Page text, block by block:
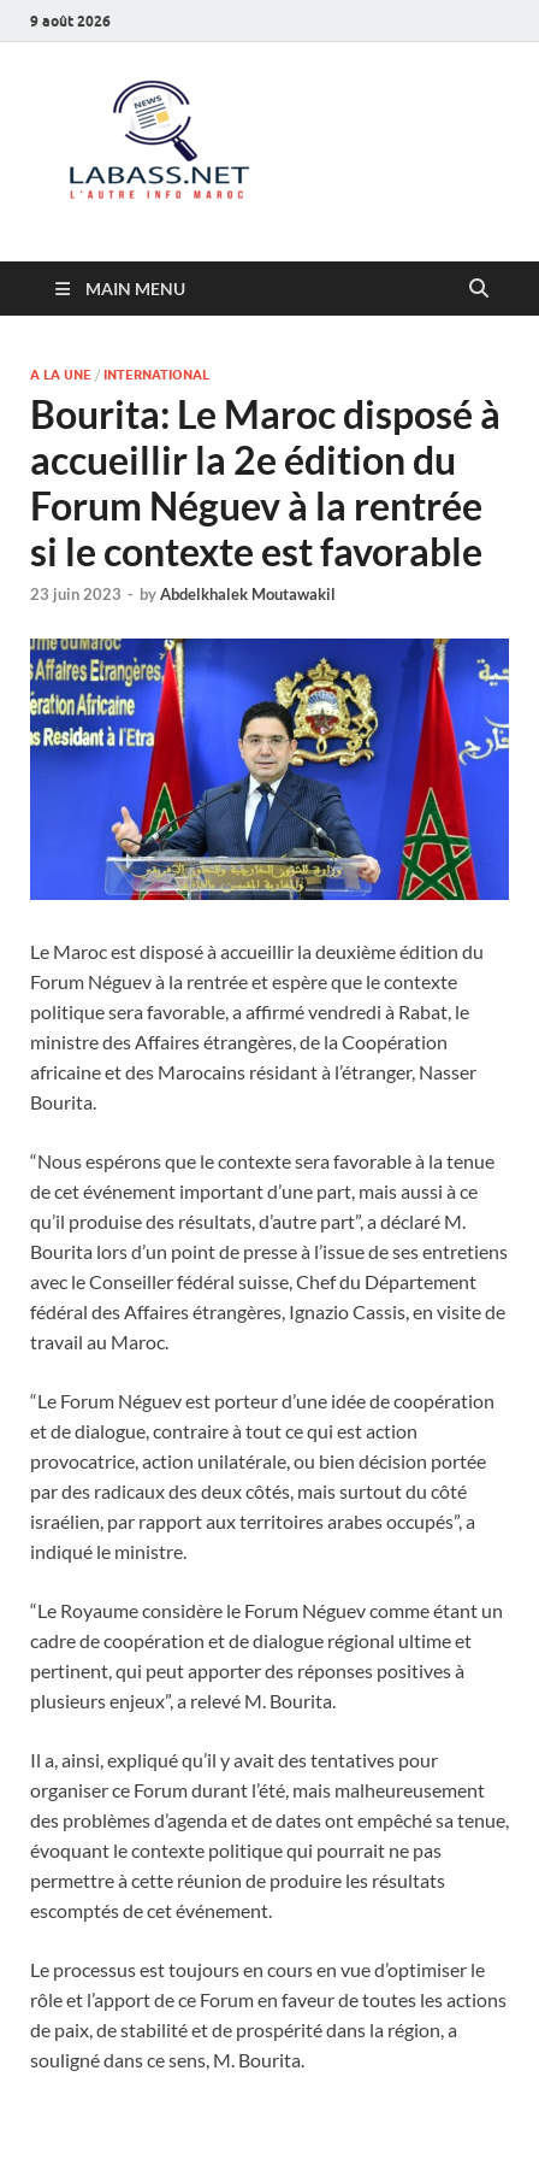
9 août 2026
MAIN MENU
A LA UNE / INTERNATIONAL
Bourita: Le Maroc disposé à
accueillir la 2e édition du
Forum Néguev à la rentrée
si le contexte est favorable
23 juin 2023 - byAbdelkhalek Moutawakil
Le Maroc est disposé à accueillir la deuxième édition du
Forum Néguev à la rentrée et espère que le contexte
politique sera favorable, a affirmé vendredi à Rabat, le
ministre des Affaires étrangères, de la Coopération
africaine et des Marocains résidant à l’étranger, Nasser
Bourita.
“Nous espérons que le contexte sera favorable à la tenue
de cet événement important d’une part, mais aussi à ce
qu’il produise des résultats, d’autre part”, a déclaré M.
Bourita lors d’un point de presse à l’issue de ses entretiens
avec le Conseiller fédéral suisse, Chef du Département
fédéral des Affaires étrangères, Ignazio Cassis, en visite de
travail au Maroc.
“Le Forum Néguev est porteur d’une idée de coopération
et de dialogue, contraire à tout ce qui est action
provocatrice, action unilatérale, ou bien décision portée
par des radicaux des deux côtés, mais surtout du côté
israélien, par rapport aux territoires arabes occupés”, a
indiqué le ministre.
“Le Royaume considère le Forum Néguev comme étant un
cadre de coopération et de dialogue régional ultime et
pertinent, qui peut apporter des réponses positives à
plusieurs enjeux”, a relevé M. Bourita.
Il a, ainsi, expliqué qu’il y avait des tentatives pour
organiser ce Forum durant l’été, mais malheureusement
des problèmes d’agenda et de dates ont empêché sa tenue,
évoquant le contexte politique qui pourrait ne pas
permettre à cette réunion de produire les résultats
escomptés de cet événement.
Le processus est toujours en cours en vue d’optimiser le
rôle et l’apport de ce Forum en faveur de toutes les actions
de paix, de stabilité et de prospérité dans la région, a
souligné dans ce sens, M. Bourita.